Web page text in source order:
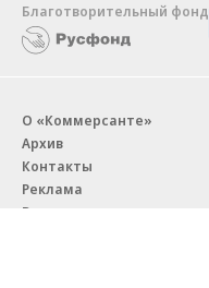
Благотворительный фонд
О «Коммерсанте»
Архив
Контакты
Реклама
Вакансии